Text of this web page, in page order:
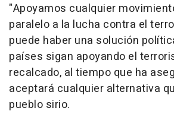
"Apoyamos cualquier
paralelo a la lucha contra el
puede haber una solución
países sigan apoyando el
recalcado, al tiempo que ha
aceptará cualquier alternativa
pueblo sirio.